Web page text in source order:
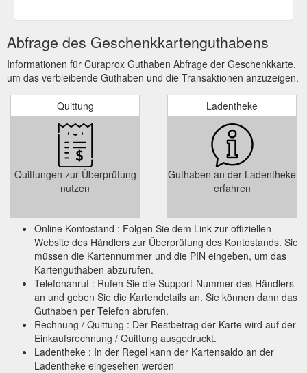
Abfrage des Geschenkkartenguthabens
Informationen für Curaprox Guthaben Abfrage der Geschenkkarte,
um das verbleibende Guthaben und die Transaktionen anzuzeigen.
Quittung
Quittungen zur Überprüfung
nutzen
Ladentheke
Guthaben an der Ladentheke
erfahren
Online Kontostand : Folgen Sie dem Link zur offiziellen
Website des Händlers zur Überprüfung des Kontostands. Sie
müssen die Kartennummer und die PIN eingeben, um das
Kartenguthaben abzurufen.
Telefonanruf : Rufen Sie die Support-Nummer des Händlers
an und geben Sie die Kartendetails an. Sie können dann das
Guthaben per Telefon abrufen.
Rechnung / Quittung : Der Restbetrag der Karte wird auf der
Einkaufsrechnung / Quittung ausgedruckt.
Ladentheke : In der Regel kann der Kartensaldo an der
Ladentheke eingesehen werden